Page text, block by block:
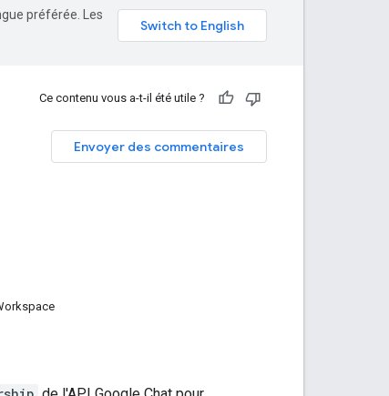
préférée. Les
Ce contenu vous a-t-il été utile ?
Envoyer des commentaires